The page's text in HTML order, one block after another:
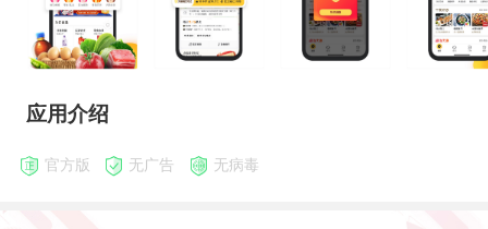
应用介绍
官方版 无广告 无病毒